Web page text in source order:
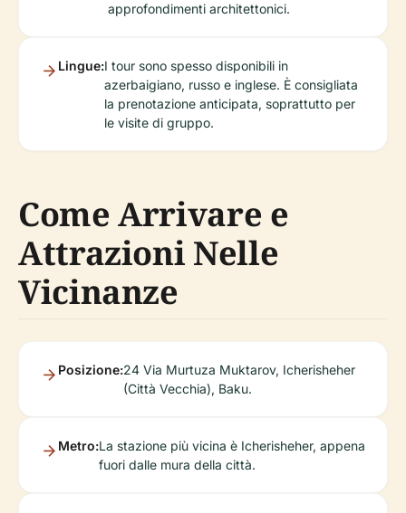
approfondimenti architettonici.
Lingue:I tour sono spesso disponibili in
azerbaigiano, russo e inglese. È consigliata
la prenotazione anticipata, soprattutto per
le visite di gruppo.
Come Arrivare e
Attrazioni Nelle
Vicinanze
Posizione:24 Via Murtuza Muktarov, Icherisheher
(Città Vecchia), Baku.
Metro:La stazione più vicina è Icherisheher, appena
fuori dalle mura della città.